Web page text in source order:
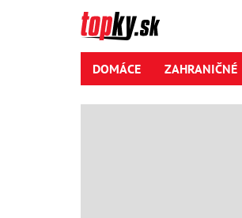
DOMÁCE ZAHRANIČNÉ